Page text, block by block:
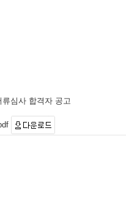
심사 합격자 공고